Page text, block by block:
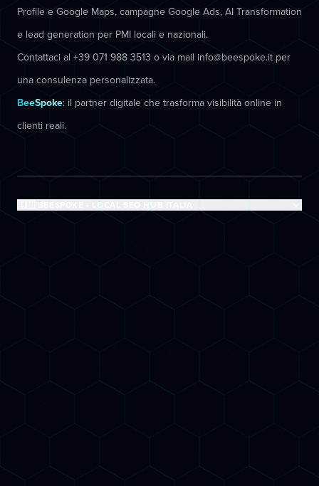
Profile e Google Maps, campagne Google Ads, AI Transformation
e lead generation per PMI locali e nazionali.
Contattaci al +39 071 988 3513 o via mail info@beespoke.it per
una consulenza personalizzata.
BeeSpoke: il partner digitale che trasforma visibilità online in
clienti reali.